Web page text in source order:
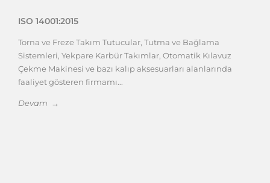
ISO 14001:2015
Torna ve Freze Takım Tutucular, Tutma ve Bağlama
Sistemleri, Yekpare Karbür Takımlar, Otomatik Kılavuz
Çekme Makinesi ve bazı kalıp aksesuarları alanlarında
faaliyet gösteren firmamı...
Devam →